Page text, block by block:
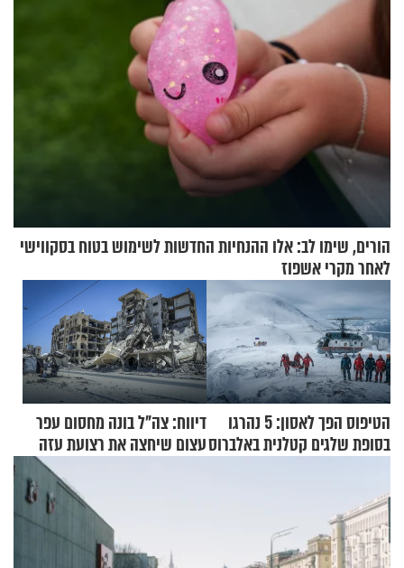
הורים, שימו לב: אלו ההנחיות החדשות לשימוש בטוח בסקווישי
לאחר מקרי אשפוז
הטיפוס הפך לאסון: 5 נהרגו
בסופת שלגים קטלנית באלברוס
דיווח: צה"ל בונה מחסום עפר
עצום שיחצה את רצועת עזה